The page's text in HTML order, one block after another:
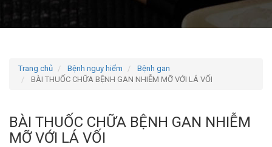
Trang chủ Bệnh nguy hiểm
Bệnh gan
BÀI THUỐC CHỮA BỆNH GAN NHIỄM MỠ VỚI LÁ VỐI
BÀI THUỐC CHỮA BỆNH GAN NHIỄM
MỠ VỚI LÁ VỐI